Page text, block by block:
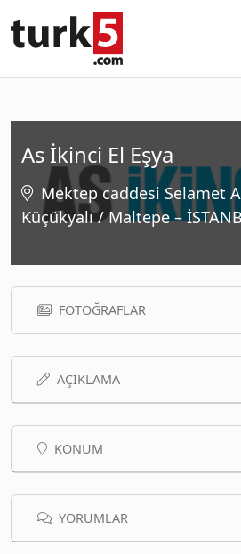
As İkinci El Eşya
Mektep caddesi Selamet
Küçükyalı / Maltepe –
FOTOĞRAFLAR
AÇIKLAMA
KONUM
YORUMLAR